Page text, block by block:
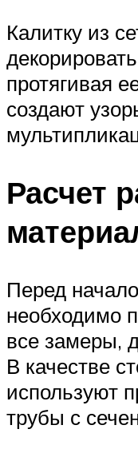
Калитку из
протягивая
создают
Расчет
Перед
необходимо
все замеры,
В качестве
используют
трубы с